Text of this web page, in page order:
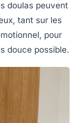
doulas peuvent
tant sur les
pour
douce possible.